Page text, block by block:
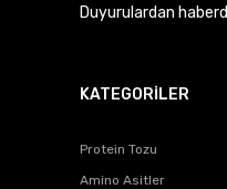
Duyurulardan
KATEGORİLER
Protein Tozu
Amino Asitler